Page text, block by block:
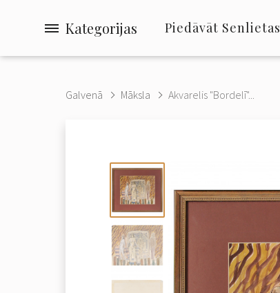
Kategorijas Piedāvāt Senlietas
Galvenā Māksla Akvarelis "Bordelī"...